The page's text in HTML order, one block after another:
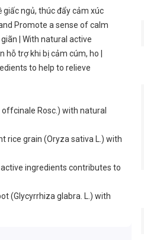
ngủ, thúc đẩy cảm xúc
Promote a sense of calm
| With natural active
trợ khi bị cảm cúm, ho |
to help to relieve
Rosc.) with natural
rice grain (Oryza sativa L.) with
ingredients contributes to
(Glycyrrhiza glabra. L.) with